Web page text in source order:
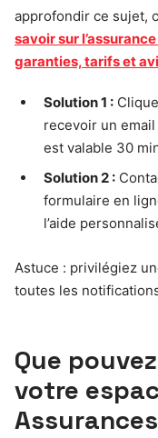
approfondir ce sujet,
savoir sur
garanties, tarifs et
Solution 1 :
recevoir un
est valable 30
Solution 2 :
formulaire en
l’aide
Astuce : privilégiez
toutes les
Que
votre